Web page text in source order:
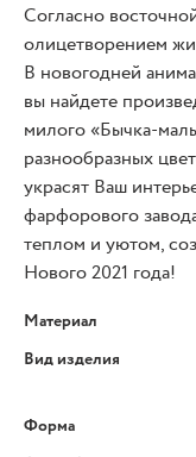
Согласно
олицетворением
В новогодней
вы найдете
милого «Бычка-
разнообразных
украсят Ваш
фарфорового
теплом и уютом,
Нового 2021 года!
Материал
Вид изделия
Форма